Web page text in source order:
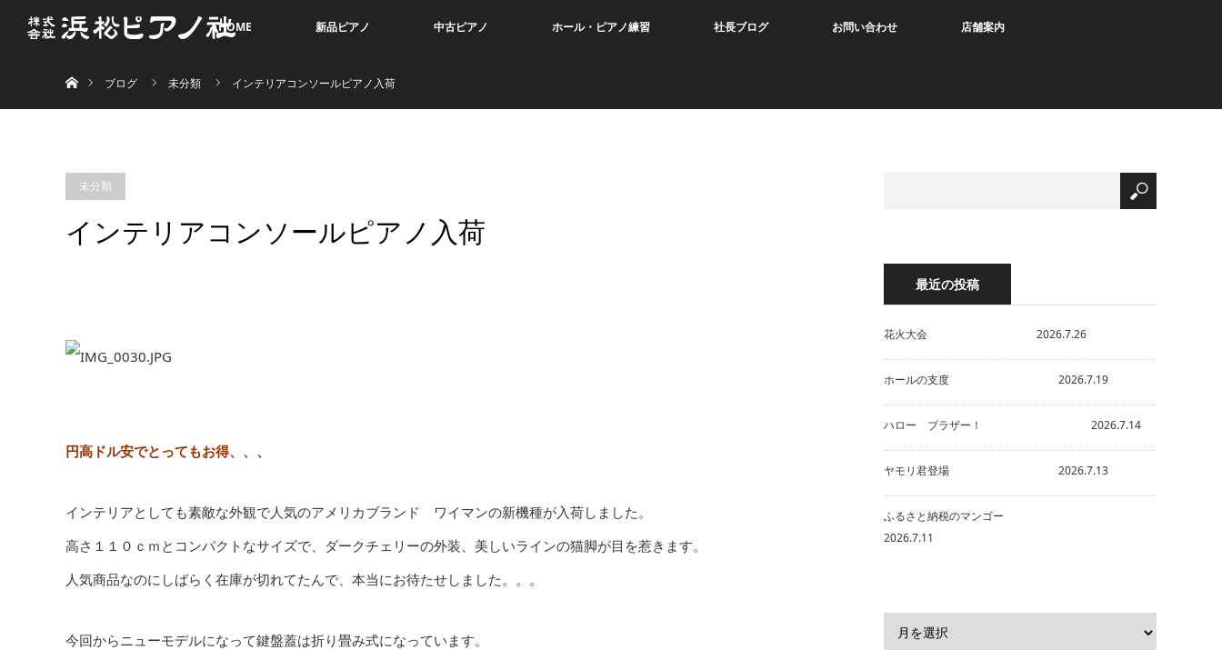
HOME 新品ピアノ 中古ピアノ ホール・ピアノ練習 社長ブログ お問い合わせ 店舗案内
ブログ
未分類 インテリアコンソールピアノ入荷
未分類
インテリアコンソールピアノ入荷
円高ドル安でとってもお得、、、
インテリアとしても素敵な外観で人気のアメリカブランド ワイマンの新機種が入荷しました。
高さ１１０ｃｍとコンパクトなサイズで、ダークチェリーの外装、美しいラインの猫脚が目を惹きます。
人気商品なのにしばらく在庫が切れてたんで、本当にお待たせしました。。。
今回からニューモデルになって鍵盤蓋は折り畳み式になっています。
最近の投稿
花火大会 2026.7.26
ホールの支度 2026.7.19
ハロー ブラザー！ 2026.7.14
ヤモリ君登場 2026.7.13
ふるさと納税のマンゴー
2026.7.11